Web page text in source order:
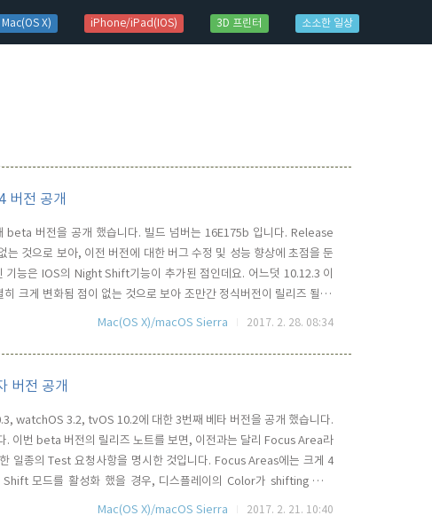
Mac(OS X) iPhone/iPad(IOS) 3D 프린터 소소한 일상
버전 공개
버전을 공개 했습니다. 빌드 넘버는 16E175b 입니다. Release
것으로 보아, 이전 버전에 대한 버그 수정 및 성능 향상에 초점을 둔
능은 IOS의 Night Shift기능이 추가된 점인데요. 어느덧 10.12.3 이
크게 변화됨 점이 없는 것으로 보아 조만간 정식버전이 릴리즈 될 것
3.2 beta 4 도 함께 공개했습니다.
Mac(OS X)/macOS Sierra 2017. 2. 28. 08:34
버전 공개
watchOS 3.2, tvOS 10.2에 대한 3번째 베타 버전을 공개 했습니다.
이번 beta 버전의 릴리즈 노트를 보면, 이전과는 달리 Focus Area라
일종의 Test 요청사항을 명시한 것입니다. Focus Areas에는 크게 4
모드를 활성화 했을 경우, 디스플레이의 Color가 shifting 될때
확인해 달라는 것과 역시 이전버전에서 추가된 Siri의 인도 Cricket
Mac(OS X)/macOS Sierra 2017. 2. 21. 10:40